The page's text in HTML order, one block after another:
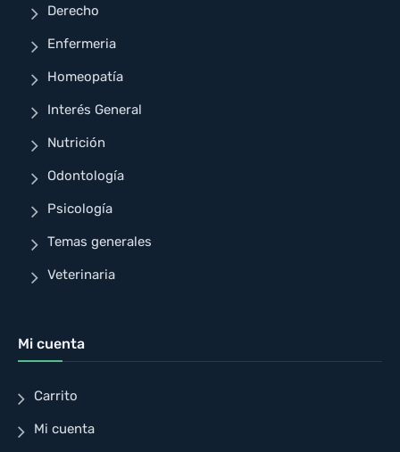
Derecho
Enfermeria
Homeopatía
Interés General
Nutrición
Odontología
Psicología
Temas generales
Veterinaria
Mi cuenta
Carrito
Mi cuenta